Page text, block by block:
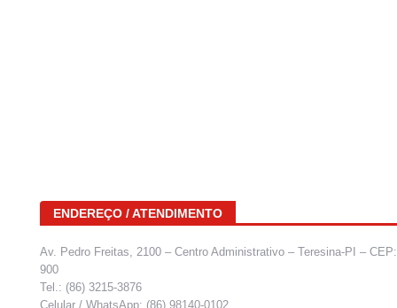
ENDEREÇO / ATENDIMENTO
Av. Pedro Freitas, 2100 – Centro Administrativo – Teresina-PI –
900
Tel.: (86) 3215-3876
Celular / WhatsApp: (86) 98140-0102